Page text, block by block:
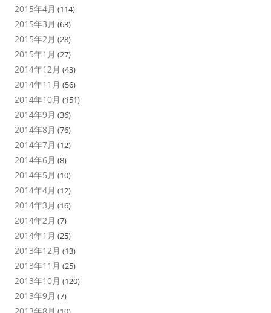
2015年4月 (114)
2015年3月 (63)
2015年2月 (28)
2015年1月 (27)
2014年12月 (43)
2014年11月 (56)
2014年10月 (151)
2014年9月 (36)
2014年8月 (76)
2014年7月 (12)
2014年6月 (8)
2014年5月 (10)
2014年4月 (12)
2014年3月 (16)
2014年2月 (7)
2014年1月 (25)
2013年12月 (13)
2013年11月 (25)
2013年10月 (120)
2013年9月 (7)
2013年8月